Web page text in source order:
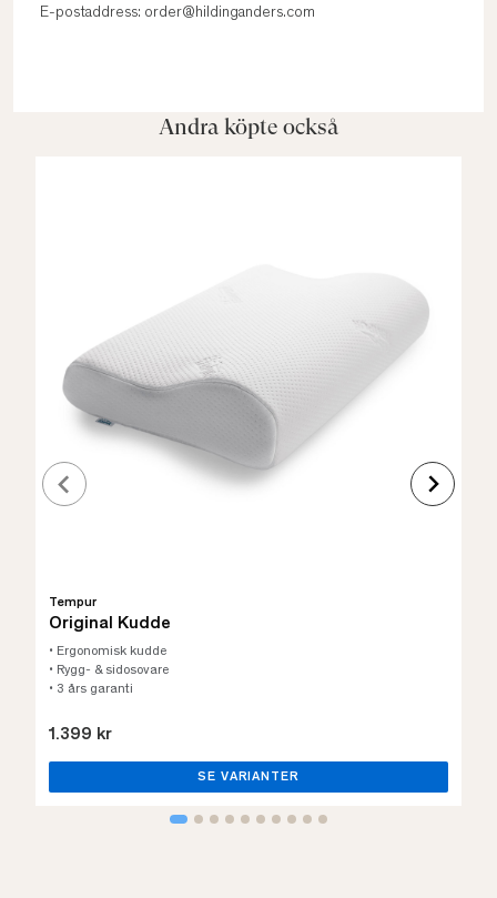
E-postaddress: order@hildinganders.com
Andra köpte också
Tempur
Original Kudde
• Ergonomisk kudde
• Rygg- & sidosovare
• 3 års garanti
1.399 kr
SE VARIANTER